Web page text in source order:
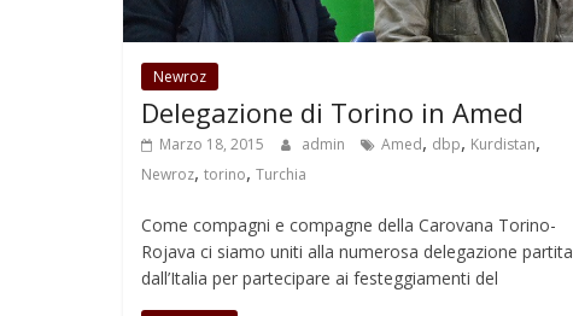
Newroz
Delegazione di Torino in Amed
Marzo 18, 2015 admin Amed, dbp, Kurdistan,
Newroz, torino, Turchia
Come compagni e compagne della Carovana Torino-
Rojava ci siamo uniti alla numerosa delegazione partita
dall’Italia per partecipare ai festeggiamenti del